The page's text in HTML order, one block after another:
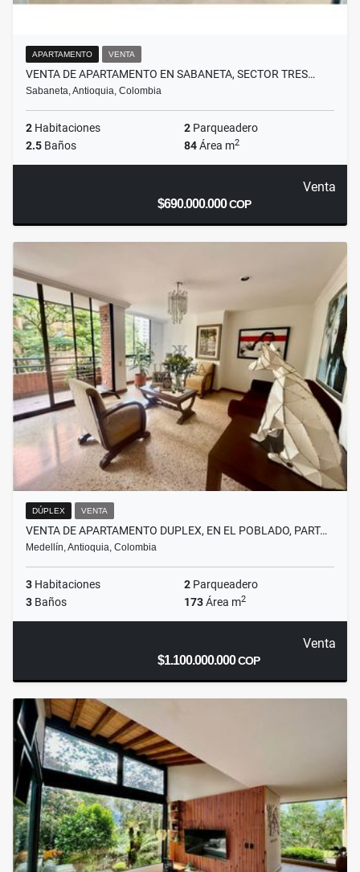
APARTAMENTO VENTA
VENTA DE APARTAMENTO EN SABANETA, SECTOR TRES…
Sabaneta, Antioquia, Colombia
2 Habitaciones 2 Parqueadero
2.5 Baños 84Área m2
Venta
$690.000.000COP
DÚPLEX VENTA
VENTA DE APARTAMENTO DUPLEX, EN EL POBLADO, PART…
Medellín, Antioquia, Colombia
3 Habitaciones 2 Parqueadero
3 Baños 173Área m2
Venta
$1.100.000.000COP